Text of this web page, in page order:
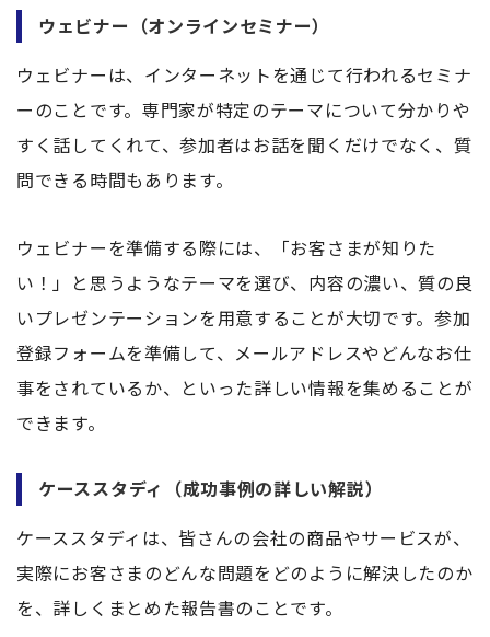
ウェビナー（オンラインセミナー）
ウェビナーは、インターネットを通じて行われるセミナ
ーのことです。専門家が特定のテーマについて分かりや
すく話してくれて、参加者はお話を聞くだけでなく、質
問できる時間もあります。
ウェビナーを準備する際には、「お客さまが知りた
い！」と思うようなテーマを選び、内容の濃い、質の良
いプレゼンテーションを用意することが大切です。参加
登録フォームを準備して、メールアドレスやどんなお仕
事をされているか、といった詳しい情報を集めることが
できます。
ケーススタディ（成功事例の詳しい解説）
ケーススタディは、皆さんの会社の商品やサービスが、
実際にお客さまのどんな問題をどのように解決したのか
を、詳しくまとめた報告書のことです。